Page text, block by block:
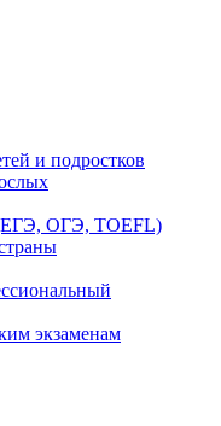
и подростков
(ЕГЭ, ОГЭ, TOEFL)
экзаменам